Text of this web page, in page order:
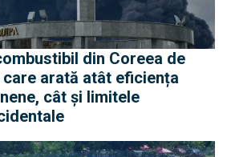
din Coreea de
arată atât eficiența
cât și limitele